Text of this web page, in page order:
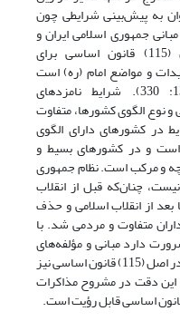
به پیش‌بینی شرایطی چون
جمهوری اسلامی ایران و
مذهب رسمی کشور بودن در اصل (115) قانون اساسی برای
و مواضع امام (ره) است
(اصلانی و میرزاده کوهشاهی، 1396: 330). شرایط نامزدهای
نوع الگوی کشورها، متفاوت
در کشورهای دارای الگوی
است و در کشورهای بسیط و
و مرکب است. نظام جمهوری
چنان‌که قبل از انقلاب
از انقلاب اسلامی و حذف
متفاوت و مردمی شد. با
دارد مبانی و مؤلفه‌های
اسلامی در آن تبیین شود. شرایط مذکور در اصل (115) قانون اساسی نیز
این دقت در مشروح مذاکرات
اساسی قابل رؤیت است.